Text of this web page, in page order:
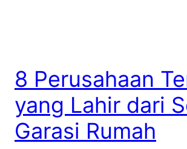
8 Perusahaan
yang Lahir dari
Garasi Rumah